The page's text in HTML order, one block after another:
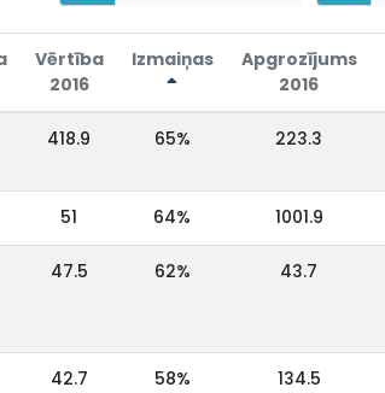
Vērtība
2016
Izmaiņas
Apgrozījums
2016
418.9 65% 223.3
51 64% 1001.9
47.5 62% 43.7
42.7 58% 134.5